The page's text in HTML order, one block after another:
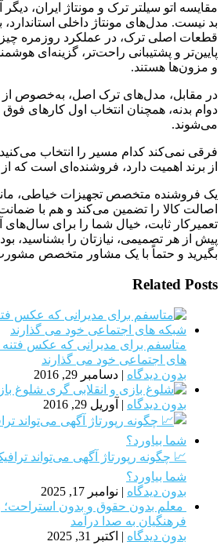
مقایسه اتو سیلتر ترک و مونتاژ ایران،
بد نیست. مدل‌های مونتاژ داخلی استاندارد،
قطعات اصلی ترک، در عملکرد روزمره
پایین‌تر و پشتیبانی راحت‌تر، گزینه‌ای
و مزون‌ها هستند.
در مقابل، مدل‌های ترک اصل، به‌خصوص از
دوام بدنه، همچنان انتخاب اول کارهای
می‌شوند.
فرقی نمی‌کند کدام مسیر را انتخاب
از برند اهمیت دارد، فروشنده‌ای است که
یک فروشنده متخصص تجهیزات خیاطی،
اصالت کالا را تضمین می‌کند و هم با
تعمیرکار ثابت، خیال شما را برای سال‌های
پیش از هر تصمیمی، نیازتان را بشناسید،
بگیرید و حتماً با یک مشاور متخصص
Related Posts
متاسفم برای مدیرانی که عکس فتنه
های اجتماعی خود می گذارند
بدون دیدگاه
دسامبر 29, 2016
شلوغ
بدون دیدگاه
آوریل 29, 2016
📈 چگونه رپورتاژ آگهی می‌تواند
شما بیاورد؟
بدون دیدگاه
نوامبر 17, 2025
معلم بدون حقوق و بدون
فرهنگیان به صدا درآمد
بدون دیدگاه
اکتبر 31, 2025